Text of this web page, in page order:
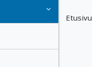
Etusivu